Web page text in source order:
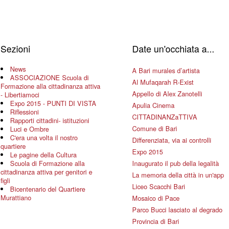
Sezioni
News
ASSOCIAZIONE Scuola di
Formazione alla cittadinanza attiva
- Libertiamoci
Expo 2015 - PUNTI DI VISTA
Riflessioni
Rapporti cittadini- istituzioni
Luci e Ombre
C'era una volta il nostro
quartiere
Le pagine della Cultura
Scuola di Formazione alla
cittadinanza attiva per genitori e
figli
Bicentenario del Quartiere
Murattiano
Date un'occhiata a...
A Bari murales d’artista
Al Mufaqarah R-Exist
Appello di Alex Zanotelli
Apulia Cinema
CITTADINANZaTTIVA
Comune di Bari
Differenziata, via ai controlli
Expo 2015
Inaugurato il pub della legalità
La memoria della città in un'app
Liceo Scacchi Bari
Mosaico di Pace
Parco Bucci lasciato al degrado
Provincia di Bari